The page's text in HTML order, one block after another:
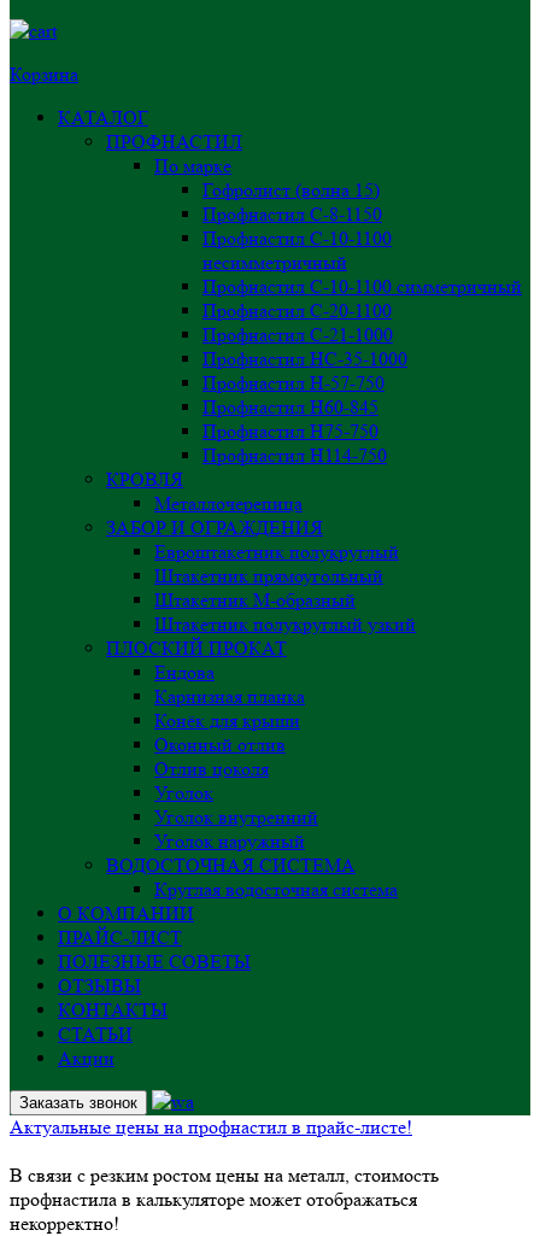
Корзина
КАТАЛОГ
ПРОФНАСТИЛ
По марке
Гофролист (волна 15)
Профнастил С-8-1150
Профнастил С-10-1100
несимметричный
Профнастил С-10-1100 симметричный
Профнастил С-20-1100
Профнастил С-21-1000
Профнастил НС-35-1000
Профнастил H-57-750
Профнастил Н60-845
Профнастил Н75-750
Профнастил Н114-750
КРОВЛЯ
Металлочерепица
ЗАБОР И ОГРАЖДЕНИЯ
Евроштакетник полукруглый
Штакетник прямоугольный
Штакетник М-образный
Штакетник полукруглый узкий
ПЛОСКИЙ ПРОКАТ
Ендова
Карнизная планка
Конёк для крыши
Оконный отлив
Отлив цоколя
Уголок
Уголок внутренний
Уголок наружный
ВОДОСТОЧНАЯ СИСТЕМА
Круглая водосточная система
О КОМПАНИИ
ПРАЙС-ЛИСТ
ПОЛЕЗНЫЕ СОВЕТЫ
ОТЗЫВЫ
КОНТАКТЫ
СТАТЬИ
Акции
Заказать звонок
Актуальные цены на профнастил в прайс-листе!
В связи с резким ростом цены на металл, стоимость
профнастила в калькуляторе может отображаться
некорректно!